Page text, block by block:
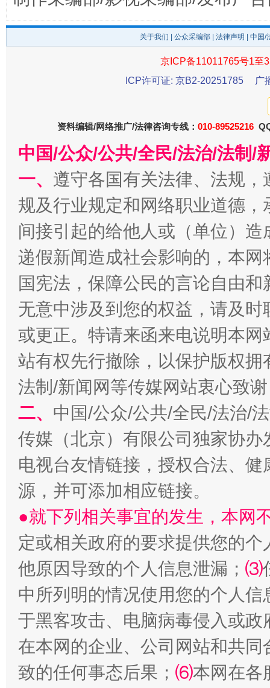
千年窑火 生生不息 一
受贿1.44亿！段成刚被判无期 从幼
关于我们 公众采编部 法律声明 | 中国
京ICP备11011765号1至
ICP许可证: 京B2-20251785
广
资料编辑/网络推广/法律咨询专线： 010-89525216
中国/公众/公共/全民/法治/法制/
一、 遵守各国有关法律、法规
规及行业规定和网络职业道德
间接引起的给他人或（单位）
递假新闻造成社会影响的，本
国宪法，保障公民的言论自由
无意中涉及到您的权益，请及
或更正。特请来函来电说明本
站有权先行撤除，以保护版权
法制/新闻网等传媒网站衷心致
二、 中国/公众/公共/全民/法治/
传媒（北京）有限公司独家协
电视台友情链接，授权合法、
源，并可添加相应链接。
●就下列相关事宜的发生，本网
定或相关政府的要求提供您的个
他原因导致的个人信息泄漏； ⑶
中所列明的情况使用您的个人
于黑客攻击、电脑病毒侵入或
在本网的企业、公司网站和共
致的任何事态后果； ⑹本网在各